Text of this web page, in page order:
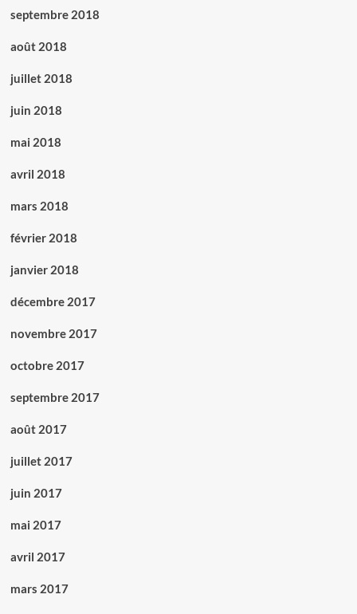
septembre 2018
août 2018
juillet 2018
juin 2018
mai 2018
avril 2018
mars 2018
février 2018
janvier 2018
décembre 2017
novembre 2017
octobre 2017
septembre 2017
août 2017
juillet 2017
juin 2017
mai 2017
avril 2017
mars 2017